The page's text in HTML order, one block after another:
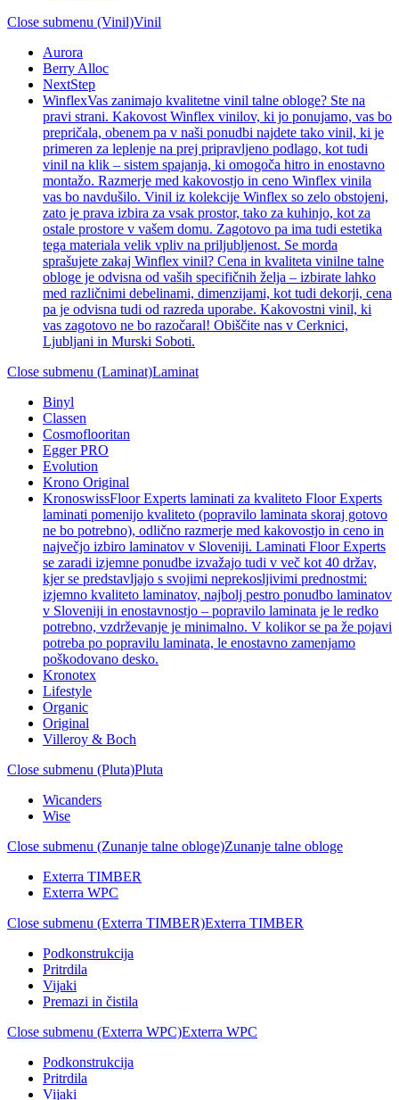
Close submenu (Vinil)Vinil
Aurora
Berry Alloc
NextStep
WinflexVas zanimajo kvalitetne vinil talne obloge? Ste na
pravi strani. Kakovost Winflex vinilov, ki jo ponujamo, vas bo
prepričala, obenem pa v naši ponudbi najdete tako vinil, ki je
primeren za leplenje na prej pripravljeno podlago, kot tudi
vinil na klik – sistem spajanja, ki omogoča hitro in enostavno
montažo. Razmerje med kakovostjo in ceno Winflex vinila
vas bo navdušilo. Vinil iz kolekcije Winflex so zelo obstojeni,
zato je prava izbira za vsak prostor, tako za kuhinjo, kot za
ostale prostore v vašem domu. Zagotovo pa ima tudi estetika
tega materiala velik vpliv na priljubljenost. Se morda
sprašujete zakaj Winflex vinil? Cena in kvaliteta vinilne talne
obloge je odvisna od vaših specifičnih želja – izbirate lahko
med različnimi debelinami, dimenzijami, kot tudi dekorji, cena
pa je odvisna tudi od razreda uporabe. Kakovostni vinil, ki
vas zagotovo ne bo razočaral! Obiščite nas v Cerknici,
Ljubljani in Murski Soboti.
Close submenu (Laminat)Laminat
Binyl
Classen
Cosmoflooritan
Egger PRO
Evolution
Krono Original
KronoswissFloor Experts laminati za kvaliteto Floor Experts
laminati pomenijo kvaliteto (popravilo laminata skoraj gotovo
ne bo potrebno), odlično razmerje med kakovostjo in ceno in
največjo izbiro laminatov v Sloveniji. Laminati Floor Experts
se zaradi izjemne ponudbe izvažajo tudi v več kot 40 držav,
kjer se predstavljajo s svojimi neprekosljivimi prednostmi:
izjemno kvaliteto laminatov, najbolj pestro ponudbo laminatov
v Sloveniji in enostavnostjo – popravilo laminata je le redko
potrebno, vzdrževanje je minimalno. V kolikor se pa že pojavi
potreba po popravilu laminata, le enostavno zamenjamo
poškodovano desko.
Kronotex
Lifestyle
Organic
Original
Villeroy & Boch
Close submenu (Pluta)Pluta
Wicanders
Wise
Close submenu (Zunanje talne obloge)Zunanje talne obloge
Exterra TIMBER
Exterra WPC
Close submenu (Exterra TIMBER)Exterra TIMBER
Podkonstrukcija
Pritrdila
Vijaki
Premazi in čistila
Close submenu (Exterra WPC)Exterra WPC
Podkonstrukcija
Pritrdila
Vijaki